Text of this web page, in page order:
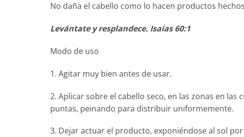
No daña el cabello como lo hacen productos
Levántate y resplandece. Isaías 60:1
Modo de uso
1. Agitar muy bien antes de usar.
2. Aplicar sobre el cabello seco, en las zonas en
puntas, peinando para distribuir uniformemente.
3. Dejar actuar el producto, exponiéndose al sol